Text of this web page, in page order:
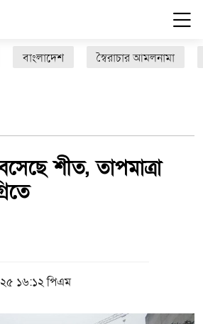
বাংলাদেশ স্বৈরাচার আমলনামা
শীত, তাপমাত্রা
১৬:১২ পিএম